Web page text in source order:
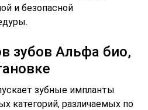
и безопасной
зубов Альфа био,
зубные импланты
категорий, различаемых по